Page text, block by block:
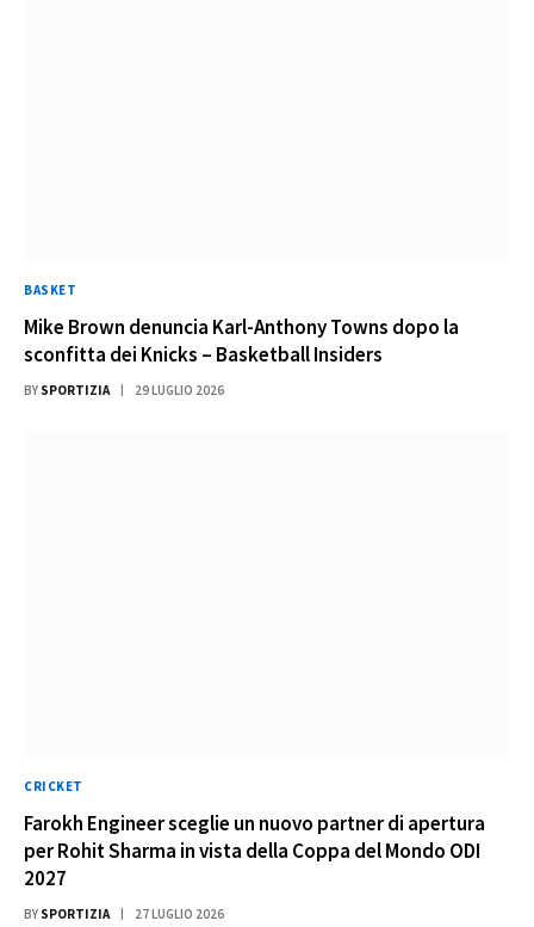
BASKET
Mike Brown denuncia Karl-Anthony Towns dopo la
sconfitta dei Knicks – Basketball Insiders
BY SPORTIZIA 29 LUGLIO 2026
CRICKET
Farokh Engineer sceglie un nuovo partner di apertura
per Rohit Sharma in vista della Coppa del Mondo ODI
2027
BY SPORTIZIA 27 LUGLIO 2026